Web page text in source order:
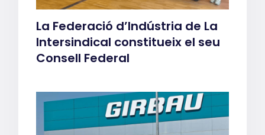
La Federació d’Indústria de La
Intersindical constitueix el seu
Consell Federal